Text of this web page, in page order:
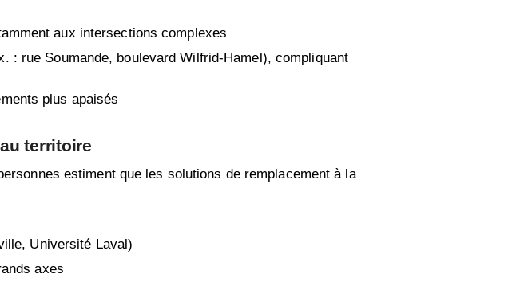
aux intersections complexes
: rue Soumande, boulevard Wilfrid-Hamel), compliquant
plus apaisés
territoire
estiment que les solutions de remplacement à la
Université Laval)
axes